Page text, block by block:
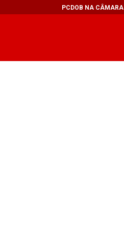
PCDOB NA CÂMARA